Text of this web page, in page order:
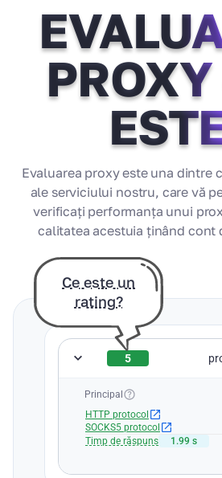
Evaluarea proxy este una dintre
ale serviciului nostru, care vă
verificați performanța unui
calitatea acestuia ținând cont
Ce este un
rating?
5
Principal
HTTP protocol
SOCKS5 protocol
Timp de răspuns
1.99 s